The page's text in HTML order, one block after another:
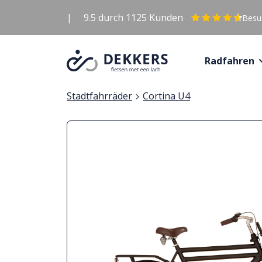
| 9.5 durch 1125 Kunden
Radfahren
Stadtfahrräder Cortina U4